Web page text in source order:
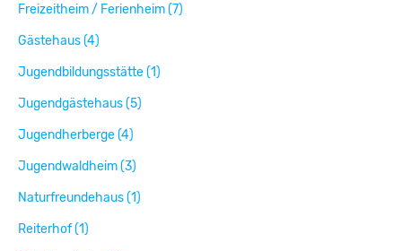
Freizeitheim / Ferienheim (7)
Gästehaus (4)
Jugendbildungsstätte (1)
Jugendgästehaus (5)
Jugendherberge (4)
Jugendwaldheim (3)
Naturfreundehaus (1)
Reiterhof (1)